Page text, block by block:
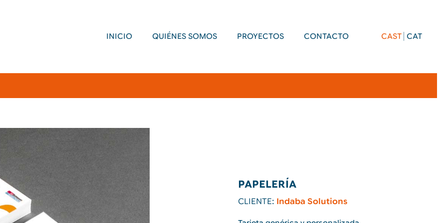
INICIO QUIÉNES SOMOS PROYECTOS CONTACTO CAST CAT
PAPELERÍA
CLIENTE: Indaba Solutions